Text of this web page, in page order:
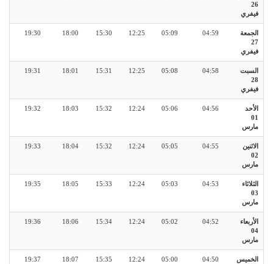
26
فيفري
الجمعة
27
فيفري
04:59
05:09
12:25
15:30
18:00
19:30
السبت
28
فيفري
04:58
05:08
12:25
15:31
18:01
19:31
الأحد
01
مارس
04:56
05:06
12:24
15:32
18:03
19:32
الاثنين
02
مارس
04:55
05:05
12:24
15:32
18:04
19:33
الثلاثاء
03
مارس
04:53
05:03
12:24
15:33
18:05
19:35
الأربعاء
04
مارس
04:52
05:02
12:24
15:34
18:06
19:36
الخميس
04:50
05:00
12:24
15:35
18:07
19:37